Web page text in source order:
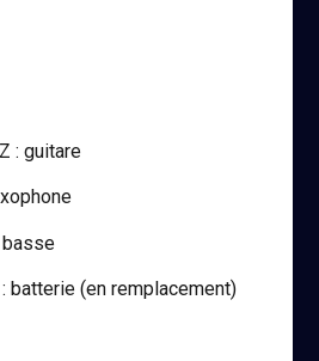
: guitare
basse
batterie (en remplacement)